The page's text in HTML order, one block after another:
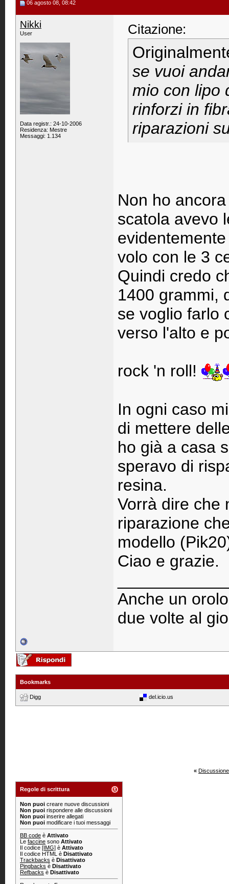
06 agosto 08, 08:42
Nikki
User
Data registr.: 24-10-2006
Residenza: Mestre
Messaggi: 1.134
Citazione:
se vuoi
mio con lipo
rinforzi in
riparazioni
Non ho
scatola avevo
volo con le 3
Quindi credo
1400 grammi,
se voglio farlo
verso l'alto e
rock 'n roll!
In ogni caso
di mettere
ho già a casa
speravo di
resina.
Vorrà dire che
riparazione
modello
Ciao e grazie.
Anche un
due volte al
Bookmarks
Digg del.icio.us
«
Regole di scrittura
Non puoi creare nuove discussioni
Non puoi rispondere alle discussioni
Non puoi inserire allegati
Non puoi modificare i tuoi messaggi
BB code è Attivato
Le faccine sono Attivato
Il codice [IMG] è Attivato
Il codice HTML è Disattivato
Trackbacks è Disattivato
Pingbacks è Disattivato
Refbacks è Disattivato